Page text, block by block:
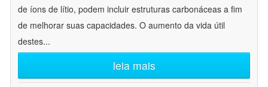
de íons de lítio, podem incluir estruturas carbonáceas a fim
de melhorar suas capacidades. O aumento da vida útil
destes...
leia mais